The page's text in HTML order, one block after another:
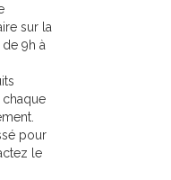
sur la
9h à
chaque
pour
le